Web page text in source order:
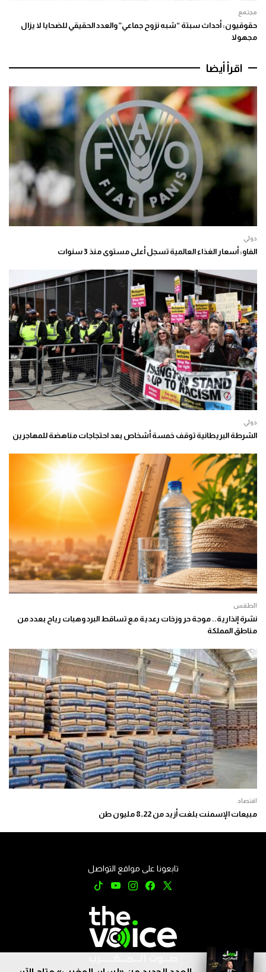
مجتمع
حقوقيون: أحداث سبتة “شبه نزوح جماعي” والعدد الحقيقي للضحايا لا يزال
مجهولا
اقرأ أيضا
دولي
الفاو: أسعار الغذاء العالمية تسجل أعلى مستوى منذ 3 سنوات
دولي
الشرطة البريطانية توقف خمسة أشخاص بعد احتجاجات مناهضة للمهاجرين
الطقس
نشرة إنذارية.. موجة حر وزخات رعدية مع تساقط البرد وهبات رياح بعدد من
مناطق المملكة
اقتصاد
مبيعات الإسمنت بلغت أزيد من 8,22 مليون طن
تابعونا على مواقع التواصل